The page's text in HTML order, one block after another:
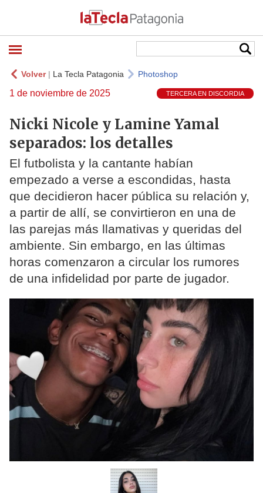
Volver| La Tecla Patagonia Photoshop
1 de noviembre de 2025 TERCERA EN DISCORDIA
Nicki Nicole y Lamine Yamal
separados: los detalles
El futbolista y la cantante habían
empezado a verse a escondidas, hasta
que decidieron hacer pública su relación y,
a partir de allí, se convirtieron en una de
las parejas más llamativas y queridas del
ambiente. Sin embargo, en las últimas
horas comenzaron a circular los rumores
de una infidelidad por parte de jugador.